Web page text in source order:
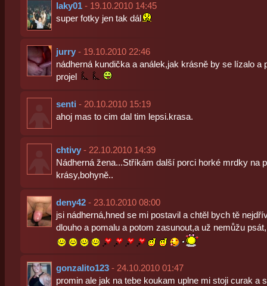
laky01- 19.10.2010 14:45
super fotky jen tak dál
jurry- 19.10.2010 22:46
nádherná kundička a análek,jak krásně by se lízalo a
projel
senti - 20.10.2010 15:19
ahoj mas to cim dal tim lepsi.krasa.
chtivy- 22.10.2010 14:39
Nádherná žena...Stříkám další porci horké mrdky na
krásy,bohyně..
deny42- 23.10.2010 08:00
jsi nádherná,hned se mi postavil a chtěl bych tě
dlouho a pomalu a potom zasunout,a už nemůžu
gonzalito123- 24.10.2010 01:47
promin ale jak na tebe koukam uplne mi stoji curak a